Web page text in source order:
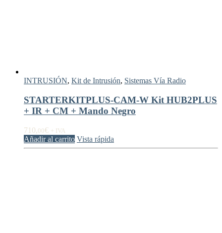
INTRUSIÓN, Kit de Intrusión, Sistemas Vía Radio
STARTERKITPLUS-CAM-W Kit HUB2PLUS
+ IR + CM + Mando Negro
710,00€ + IVA
Añadir al carrito Vista rápida